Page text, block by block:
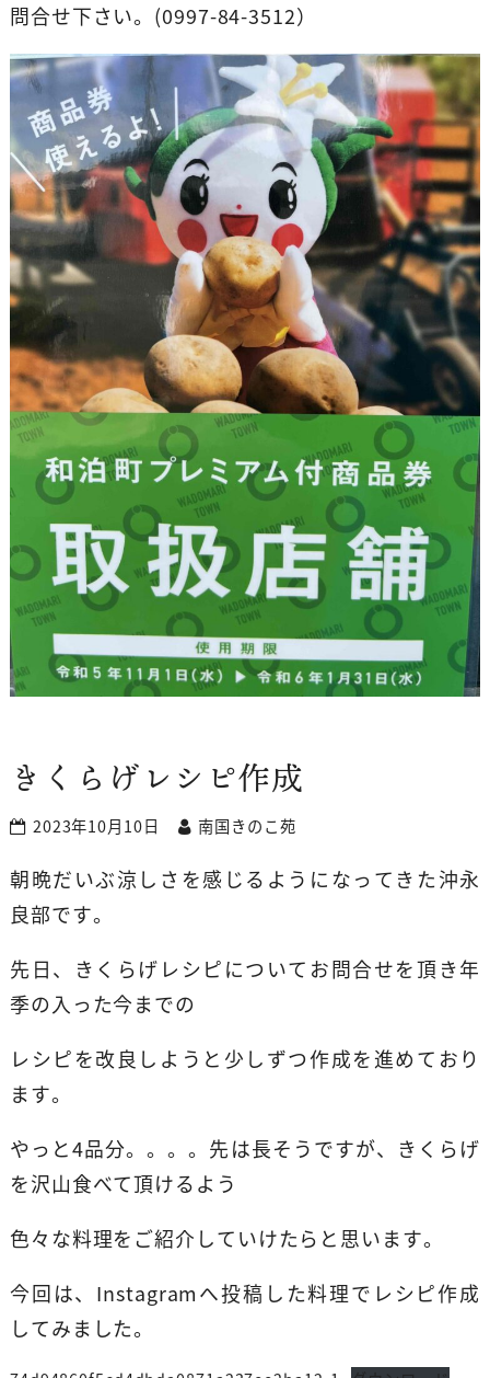
問合せ下さい。(0997-84-3512）
きくらげレシピ作成
2023年10月10日 南国きのこ苑
朝晩だいぶ涼しさを感じるようになってきた沖永
良部です。
先日、きくらげレシピについてお問合せを頂き年
季の入った今までの
レシピを改良しようと少しずつ作成を進めており
ます。
やっと4品分。。。。先は長そうですが、きくらげ
を沢山食べて頂けるよう
色々な料理をご紹介していけたらと思います。
今回は、Instagramへ投稿した料理でレシピ作成
してみました。